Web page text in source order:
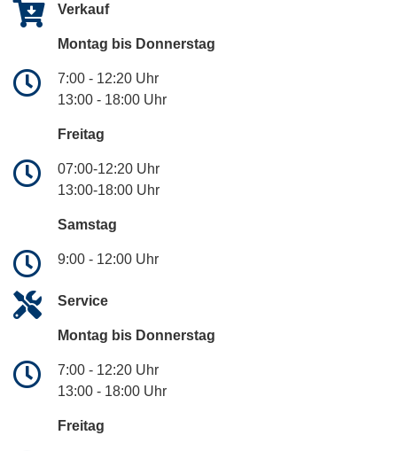
Verkauf
Montag bis Donnerstag
7:00 - 12:20 Uhr
13:00 - 18:00 Uhr
Freitag
07:00-12:20 Uhr
13:00-18:00 Uhr
Samstag
9:00 - 12:00 Uhr
Service
Montag bis Donnerstag
7:00 - 12:20 Uhr
13:00 - 18:00 Uhr
Freitag